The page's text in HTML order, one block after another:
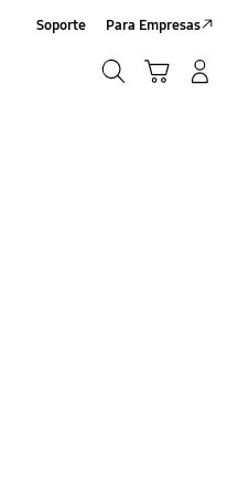
Soporte Para Empresas